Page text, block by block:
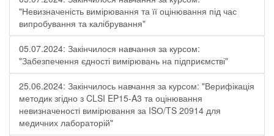
"Невизначеність вимірювання та її оцінювання під час
випробування та калібрування"
05.07.2024: Закінчилося навчання за курсом:
"Забезпечення єдності вимірювань на підприємстві"
25.06.2024: Закінчилось навчання за курсом: "Верифікація
методик згідно з CLSI EP15-A3 та оцінювання
невизначеності вимірювання за ISО/TS 20914 для
медичних лабораторій"